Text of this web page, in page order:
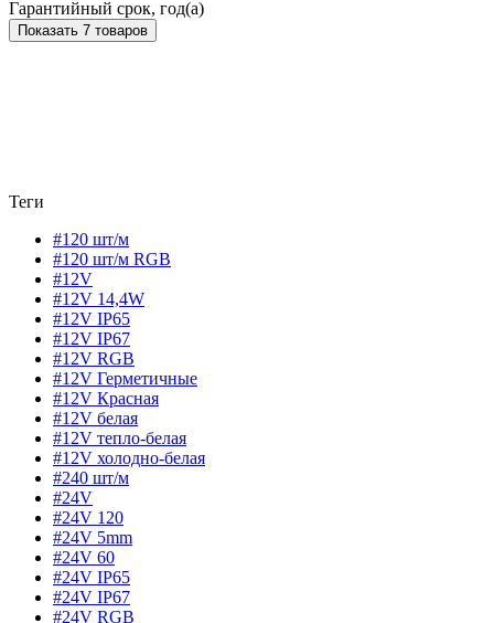
Гарантийный срок, год(а)
Показать 7 товаров
Теги
#120 шт/м
#120 шт/м RGB
#12V
#12V 14,4W
#12V IP65
#12V IP67
#12V RGB
#12V Герметичные
#12V Красная
#12V белая
#12V тепло-белая
#12V холодно-белая
#240 шт/м
#24V
#24V 120
#24V 5mm
#24V 60
#24V IP65
#24V IP67
#24V RGB